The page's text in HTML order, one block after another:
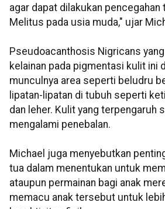
agar dapat dilakukan
Melitus pada usia muda," ujar
Pseudoacanthosis Nigricans
kelainan pada pigmentasi kulit ini
munculnya area seperti beludru
lipatan-lipatan di tubuh seperti
dan leher. Kulit yang terpengaruh
mengalami penebalan.
Michael juga menyebutkan
tua dalam menentukan untuk
ataupun permainan bagi anak
memacu anak tersebut untuk